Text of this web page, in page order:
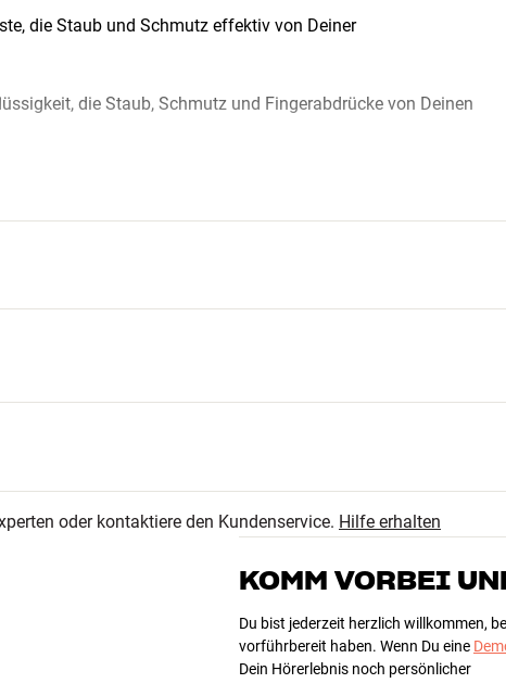
die Staub und Schmutz effektiv von Deiner
die Staub, Schmutz und Fingerabdrücke von Deinen
x tiefe)
4.6
10 oder kontaktiere den Kundenservice. Hilfe erhalten
KOMM VORBEI
Du bist jederzeit herzlich willkommen,
vorführbereit haben. Wenn Du eine
Dein Hörerlebnis noch persönlicher